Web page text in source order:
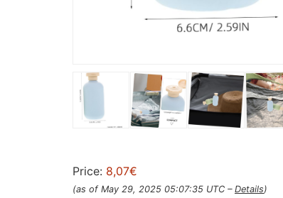
Price: 8,07€
(as of May 29, 2025 05:07:35 UTC – Details)